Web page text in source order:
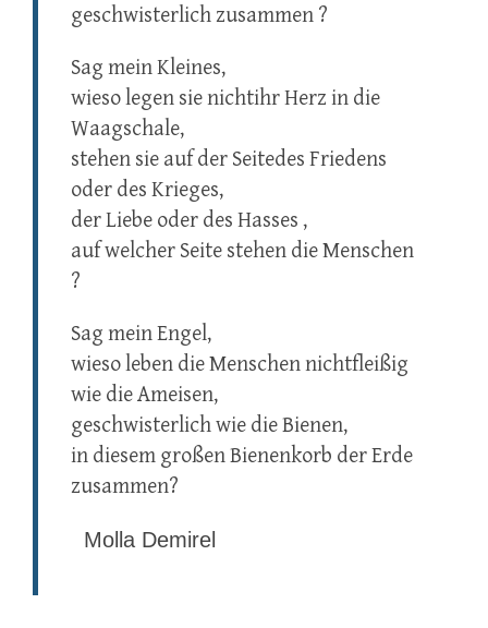
geschwisterlich zusammen ?
Sag mein Kleines,
wieso legen sie nichtihr Herz in die
Waagschale,
stehen sie auf der Seitedes Friedens
oder des Krieges,
der Liebe oder des Hasses ,
auf welcher Seite stehen die Menschen
?
Sag mein Engel,
wieso leben die Menschen nichtfleißig
wie die Ameisen,
geschwisterlich wie die Bienen,
in diesem großen Bienenkorb der Erde
zusammen?
Molla Demirel